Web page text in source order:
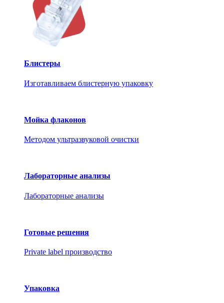
Блистеры
Изготавливаем блистерную упаковку
Мойка флаконов
Методом ультразвуковой очистки
Лабораторные анализы
Лабораторные анализы
Готовые решения
Private label производство
Упаковка